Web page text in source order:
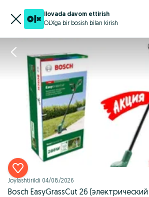
Ilovada davom ettirish
OLXga bir bosish bilan kirish
Joylashtirildi 04/08/2026
Bosch EasyGrassCut 26